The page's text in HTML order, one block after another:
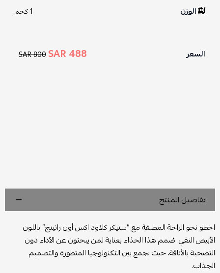
الوزن 1 كجم
السعر 488 SAR
800 SAR
تفاصيل المنتج
اخطو نحو الراحة المطلقة مع “سنيكر كلاود اكس أون رانينج” باللون
الأبيض النقي. صُمم هذا الحذاء بعناية لمن يبحثون عن الأداء دون
التضحية بالأناقة، حيث يجمع بين التكنولوجيا المتطورة والتصميم
الجذاب.